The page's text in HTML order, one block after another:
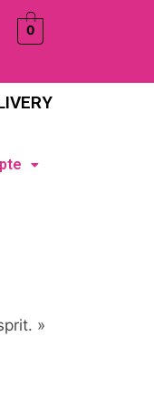
0
»